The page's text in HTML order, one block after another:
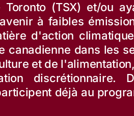
(TSX) et/ou
à faibles
d'action
canadienne dans les
et de
discrétionnaire.
déjà au